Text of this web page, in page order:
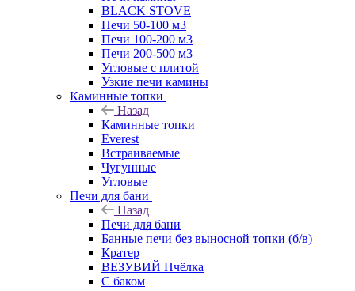
BLACK STOVE
Печи 50-100 м3
Печи 100-200 м3
Печи 200-500 м3
Угловые с плитой
Узкие печи камины
Каминные топки
Назад
Каминные топки
Everest
Встраиваемые
Чугунные
Угловые
Печи для бани
Назад
Печи для бани
Банные печи без выносной топки (б/в)
Кратер
ВЕЗУВИЙ Пчёлка
С баком